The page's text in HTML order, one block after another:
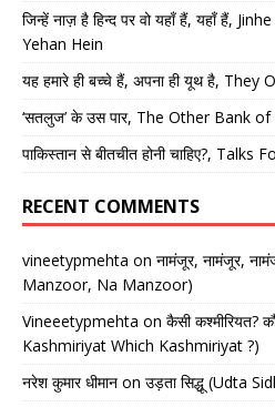
जिन्हें नाज़ है हिन्द पर वो यहाँ हैं, यहाँ हैं,
Yehan Hein
यह हमारे ही बच्चे हैं, अपना ही यूथ है,
‘सतलुज’ के उस पार, The Other Bank of
पाकिस्तान से बीतचीत होनी चाहिए?, Talks
RECENT COMMENTS
vineetypmehta on नामंजूर, नामंजूर,
Manzoor, Na Manzoor)
Vineeetypmehta on कैसी कश्मीरियत?
Kashmiriyat Which Kashmiriyat ?)
नरेश कुमार धीमान on उड़ता सिद्धू (Udta